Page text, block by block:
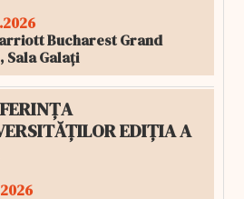
Bucharest Grand
Sala Galați
EDIȚIA A